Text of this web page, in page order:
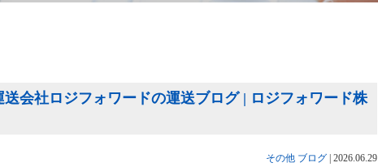
送会社ロジフォワードの運送ブログ | ロジフォワード株
その他 ブログ 2026.06.29